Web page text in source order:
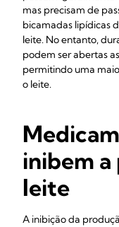
mas precisam de
bicamadas lipídicas
leite. No entanto,
podem ser abertas
permitindo uma
o leite.
inibem
leite
A inibição da